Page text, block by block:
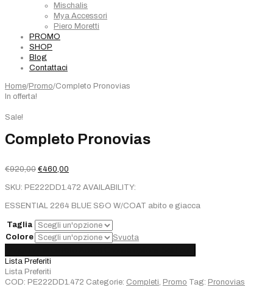
Mischalis
Mya Accessori
Piero Moretti
PROMO
SHOP
Blog
Contattaci
Home/Promo/Completo Pronovias
In offerta!
Sale!
Completo Pronovias
€920,00 Il
originale
€920,00.
€460,00
attuale
€460,00.
SKU: PE222DD1.472 AVAILABILITY:
ESSENTIAL 2264 BLUE S&O W/COAT abito e giacca
Taglia
Colore
Svuota
Pronovias
quantità
Lista Preferiti
Lista Preferiti
COD: PE222DD1.472 Categorie: Completi, Promo Tag: Pronovias